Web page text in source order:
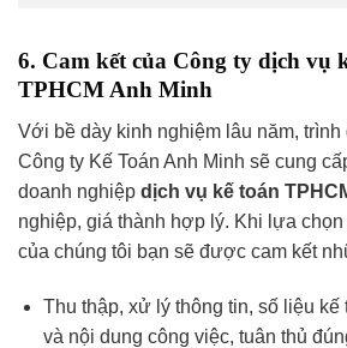
6. Cam kết của Công ty dịch vụ
TPHCM Anh Minh
Với bề dày kinh nghiệm lâu năm, trình
Công ty Kế Toán Anh Minh sẽ cung
doanh nghiệp dịch vụ kế toán
nghiệp, giá thành hợp lý. Khi lựa
của chúng tôi bạn sẽ được cam kết
Thu thập, xử lý thông tin, số liệu
và nội dung công việc, tuân thủ